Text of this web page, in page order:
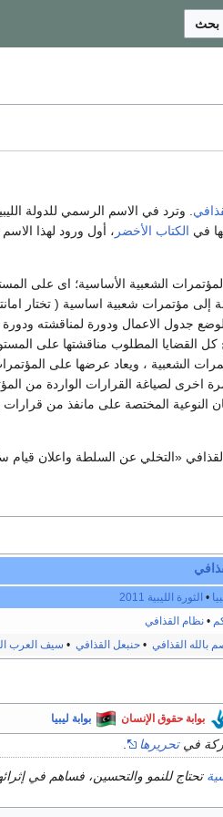
بحث
. وترد في الاسم الرسمي للدولة
في الكتاب الأخضر
الشعبية الأساسية؛ اى على
شعبية اساسية ( تختار امانتها
جدول الاعمال ودورة لمناقشته ودورة
القضايا المطلوب مناقشتها على
الشعبية ، ويعاد عرضها على
اخرى لصياغة القرارات الواردة من
النوعية المختصة على مانفذ من
«التخلي عن السلطة واعلان قيام سلطة
• الثورة الليبية 2011
•نظام القذافي
بالله القذافي •حنبعل القذافي • سيف العرب
بوابة حقوق الإنسان بوابة ليبيا
فيتحريرها .
تحتاج للنمو والتحسين، فساهم في